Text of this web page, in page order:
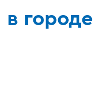
в городе